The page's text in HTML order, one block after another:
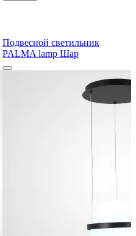
Подвесной светильник
PALMA lamp Шар